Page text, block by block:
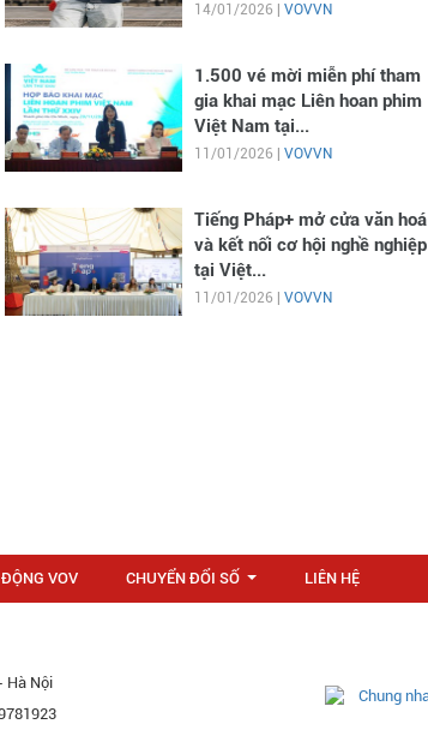
14/01/2026 | VOVVN
1.500 vé mời miễn phí tham
gia khai mạc Liên hoan phim
Việt Nam tại...
11/01/2026 | VOVVN
Tiếng Pháp+ mở cửa văn hoá
và kết nối cơ hội nghề nghiệp
tại Việt...
11/01/2026 | VOVVN
VOV CHUYỂN ĐỔI SỐ LIÊN HỆ
Hà Nội